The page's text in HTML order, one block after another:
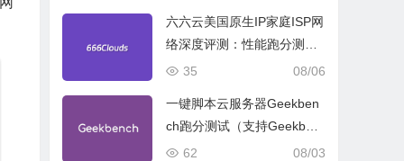
六六云美国原生IP家庭ISP网
络深度评测：性能跑分测
试、网络线路与购买建议08/06
35
一键脚本云服务器Geekben
ch跑分测试（支持Geekben
ch 5 Geekbench 6 Geekbe
08/03
62